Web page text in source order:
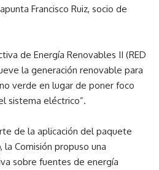
Francisco Ruiz, socio de
de Energía Renovables II (RED
la generación renovable para
verde en lugar de poner foco
sistema eléctrico”.
de la aplicación del paquete
Comisión propuso una
sobre fuentes de energía